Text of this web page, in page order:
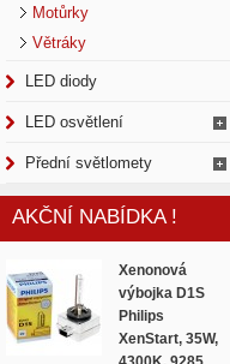
Motůrky
Větráky
LED diody
LED osvětlení
Přední světlomety
AKČNÍ NABÍDKA !
Xenonová
výbojka D1S
Philips
XenStart, 35W,